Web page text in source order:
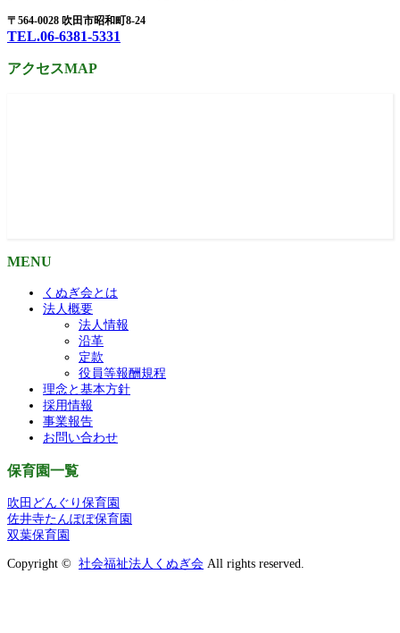
〒564-0028 吹田市昭和町8-24
TEL.06-6381-5331
アクセスMAP
MENU
くぬぎ会とは
法人概要
法人情報
沿革
定款
役員等報酬規程
理念と基本方針
採用情報
事業報告
お問い合わせ
保育園一覧
吹田どんぐり保育園
佐井寺たんぽぽ保育園
双葉保育園
Copyright © 社会福祉法人くぬぎ会 All rights reserved.